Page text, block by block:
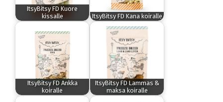
ItsyBitsy FD Kuore
kissalle
ItsyBitsy FD Kana koiralle
ItsyBitsy FD Ankka
koiralle
ItsyBitsy FD Lammas &
maksa koiralle